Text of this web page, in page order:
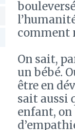
comment
On sait,
un bébé.
être en
sait aussi
enfant, on